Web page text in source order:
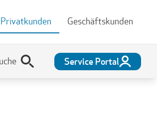
Privatkunden Geschäftskunden
Service Portal